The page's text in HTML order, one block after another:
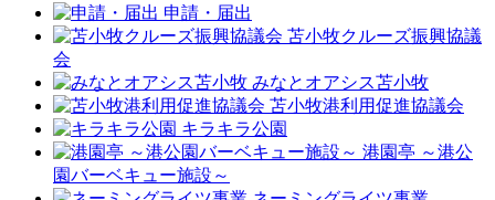
申請・届出
苫小牧クルーズ振興協議
会
みなとオアシス苫小牧
苫小牧港利用促進協議会
キラキラ公園
港園亭 ～港公
園バーベキュー施設～